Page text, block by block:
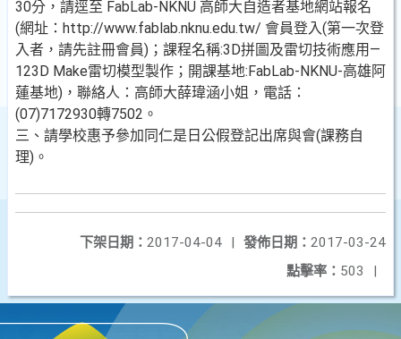
30分，請逕至 FabLab-NKNU 高師大自造者基地網站報名
(網址：http://www.fablab.nknu.edu.tw/ 會員登入(第一次登
入者，請先註冊會員)；課程名稱:3D拼圖及雷切技術應用—
123D Make雷切模型製作；開課基地:FabLab-NKNU-高雄阿
蓮基地)，聯絡人：高師大薛瑋涵小姐，電話：
(07)7172930轉7502。
三、請學校惠予參加同仁是日公假登記出席與會(課務自
理)。
發佈日期： 2017-03-24
下架日期： 2017-04-04
|
點擊率： 503 |